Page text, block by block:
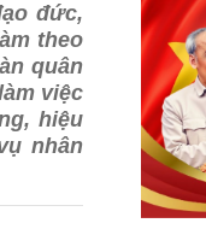
đức,
theo
quân
việc
hiệu
nhân